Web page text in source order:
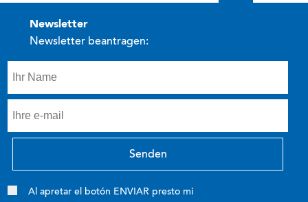
newsletter
Newsletter beantragen:
Al apretar el botón ENVIAR presto mi